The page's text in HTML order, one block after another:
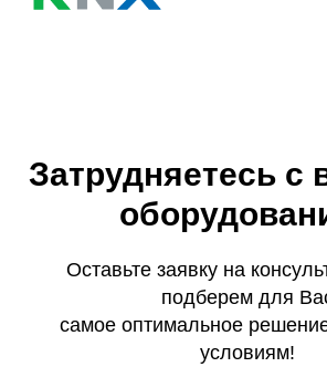
Затрудняетесь с
Оставьте заявку на
подберем для
самое оптимальное
условиям!